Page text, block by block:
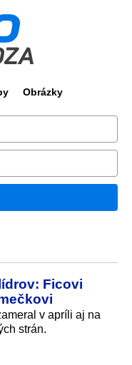
Obrázky
Ficovi
v apríli aj na
strán.